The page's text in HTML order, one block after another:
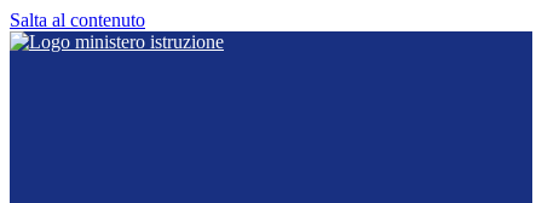
Salta al contenuto